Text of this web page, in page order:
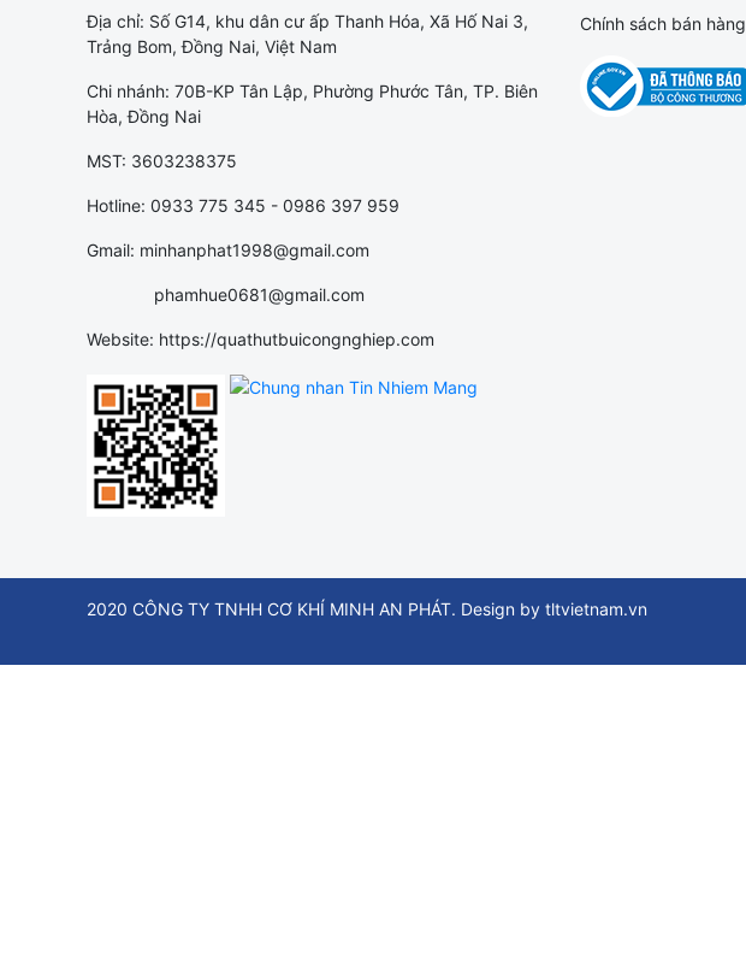
Địa chỉ: Số G14, khu dân cư ấp Thanh Hóa, Xã Hố Nai 3,
Trảng Bom, Đồng Nai, Việt Nam
Chi nhánh: 70B-KP Tân Lập, Phường Phước Tân, TP. Biên
Hòa, Đồng Nai
MST: 3603238375
Hotline: 0933 775 345 - 0986 397 959
Gmail: minhanphat1998@gmail.com
phamhue0681@gmail.com
Website: https://quathutbuicongnghiep.com
Chính sách bán hàng
2020 CÔNG TY TNHH CƠ KHÍ MINH AN PHÁT. Design by tltvietnam.vn